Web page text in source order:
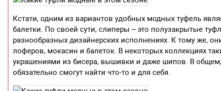
Кстати, одним из вариантов удобных модных туфель
балетки. По своей сути, слиперы – это полузакрытые
разнообразных дизайнерских исполнениях. К тому же,
лоферов, мокасин и балеток. В некоторых коллекциях
украшениями из бисера, вышивки и даже шипов. В
обязательно смогут найти что-то и для себя.